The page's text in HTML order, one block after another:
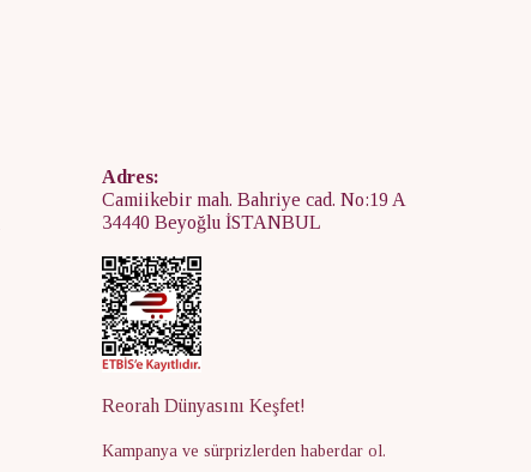
Adres:
Camiikebir mah. Bahriye cad. No:19 A
34440 Beyoğlu İSTANBUL
Reorah Dünyasını Keşfet!
Kampanya ve sürprizlerden haberdar ol.